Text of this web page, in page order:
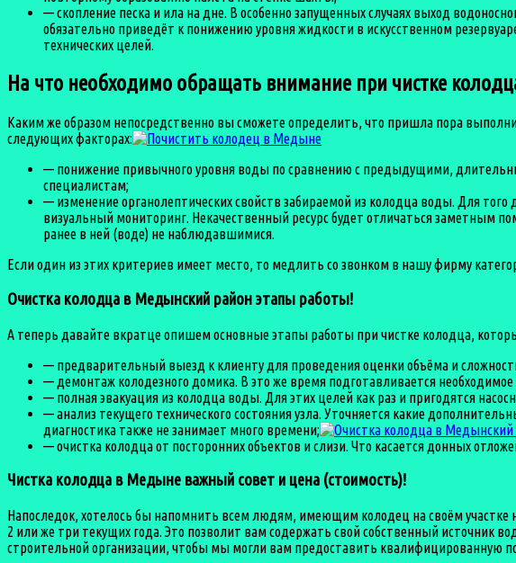
— скопление песка и ила на дне. В особенно запущенных случаях выход
обязательно приведёт к понижению уровня жидкости в искусственном
технических целей.
На что необходимо обращать внимание при чистке
Каким же образом непосредственно вы сможете определить, что пришла пора
следующих факторах:
— понижение привычного уровня воды по сравнению с предыдущими,
специалистам;
— изменение органолептических свойств забираемой из колодца воды. Для
визуальный мониторинг. Некачественный ресурс будет отличаться заметным
ранее в ней (воде) не наблюдавшимися.
Если один из этих критериев имеет место, то медлить со звонком в нашу фирму
Очистка колодца в Медынский район этапы работы!
А теперь давайте вкратце опишем основные этапы работы при чистке колодца,
— предварительный выезд к клиенту для проведения оценки объёма и
— демонтаж колодезного домика. В это же время подготавливается
— полная эвакуация из колодца воды. Для этих целей как раз и пригодятся
— анализ текущего технического состояния узла. Уточняется какие
диагностика также не занимает много времени;
— очистка колодца от посторонних объектов и слизи. Что касается донных
Чистка колодца в Медыне важный совет и цена (стоимость)!
Напоследок, хотелось бы напомнить всем людям, имеющим колодец на своём
2 или же три текущих года. Это позволит вам содержать свой собственный источник
строительной организации, чтобы мы могли вам предоставить квалифицированную